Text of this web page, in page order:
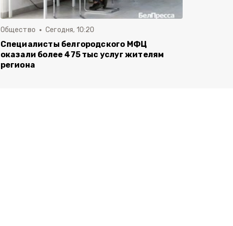
Общество Сегодня, 10:20
Специалисты белгородского МФЦ
оказали более 475 тыс услуг жителям
региона